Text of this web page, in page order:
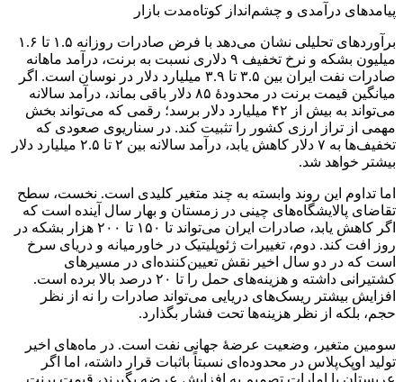
پیامدهای درآمدی و چشم‌انداز کوتاه‌مدت بازار
برآوردهای تحلیلی نشان می‌دهد با فرض صادرات روزانه ۱.۵ تا ۱.۶
میلیون بشکه و نرخ تخفیف ۹ دلاری نسبت به برنت، درآمد ماهانه
صادرات نفت ایران بین ۳.۵ تا ۳.۹ میلیارد دلار در نوسان است. اگر
میانگین قیمت برنت در محدودهٔ ۸۵ دلار باقی بماند، درآمد سالانه
می‌تواند به بیش از ۴۲ میلیارد دلار برسد؛ رقمی که می‌تواند بخش
مهمی از تراز ارزی کشور را تثبیت کند. در سناریوی صعودی که
تخفیف‌ها به ۷ دلار کاهش یابد، درآمد سالانه بین ۲ تا ۲.۵ میلیارد دلار
بیشتر خواهد شد.
اما تداوم این روند وابسته به چند متغیر کلیدی است. نخست، سطح
تقاضای پالایشگاه‌های چینی در زمستان و بهار سال آینده است که
اگر کاهش یابد، صادرات ایران می‌تواند تا ۱۵۰ تا ۲۰۰ هزار بشکه در
روز افت کند. دوم، تغییرات ژئوپلیتیک در خاورمیانه و دریای سرخ
است که در دو سال اخیر نقش تعیین‌کننده‌ای در مسیرهای
کشتیرانی داشته و هزینه‌های حمل را تا ۲۰ درصد بالا برده است.
افزایش بیشتر ریسک‌های دریایی می‌تواند صادرات را نه از نظر
حجم، بلکه از نظر هزینه‌ها تحت فشار بگذارد.
سومین متغیر، وضعیت عرضهٔ جهانی نفت است. در ماه‌های اخیر
تولید اوپک‌پلاس در محدوده‌ای نسبتاً باثبات قرار داشته، اما اگر
عربستان یا امارات تصمیم به افزایش عرضه بگیرند، قیمت برنت